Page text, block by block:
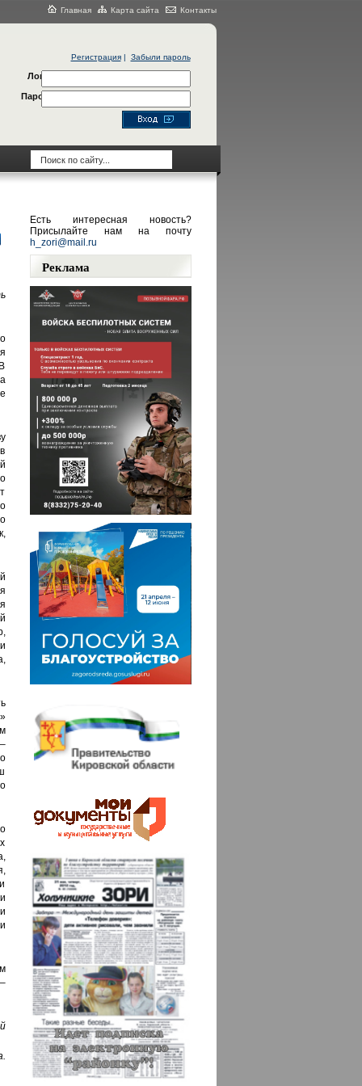
Главная Карта сайта Контакты
Регистрация| Забыли пароль
Логин
Пароль
Есть интересная новость?
Присылайте нам на почту
h_zori@mail.ru
Реклама